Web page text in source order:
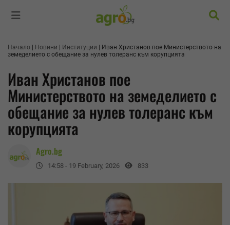
Начало Новини Институции
Иван Христанов пое Министерството на
земеделието с обещание за нулев толеранс към корупцията
Иван Христанов пое
Министерството на земеделието с
обещание за нулев толеранс към
корупцията
Agro.bg
14:58 - 19 February, 2026 833